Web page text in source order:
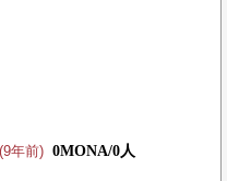
(9年前) 0MONA/0人